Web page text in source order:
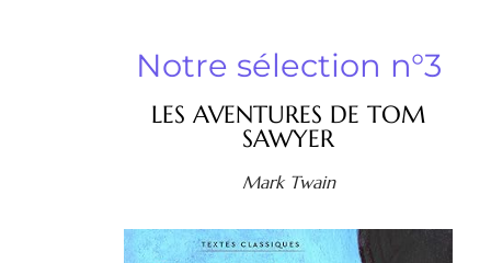
Notre sélection n°3
LES AVENTURES DE TOM
SAWYER
Mark Twain